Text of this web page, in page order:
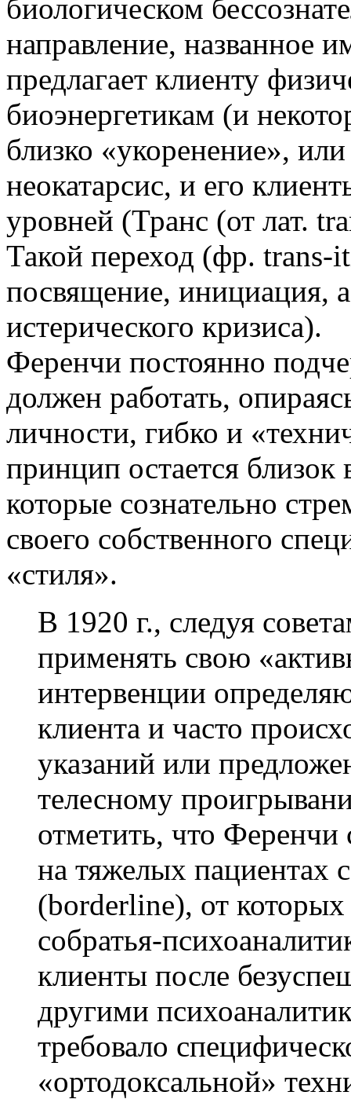
биологическом
направление, названное
предлагает клиенту
биоэнергетикам (и
близко «укоренение»,
неокатарсис, и его
уровней (Транс (от лат.
Такой переход (фр. trans-
посвящение, инициация,
истерического кризиса).
Ференчи постоянно
должен работать,
личности, гибко и
принцип остается близок
которые сознательно
своего собственного
«стиля».
В 1920 г., следуя
применять свою
интервенции
клиента и часто
указаний или
телесному
отметить, что Ференчи
на тяжелых пациентах
(borderline), от которых
собратья-
клиенты после
другими
требовало
«ортодоксальной»